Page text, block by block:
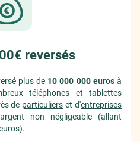
reversés
plus de 10 000 000 eurosà
téléphones et tablettes
de particuliers et d'entreprises
non négligeable (allant